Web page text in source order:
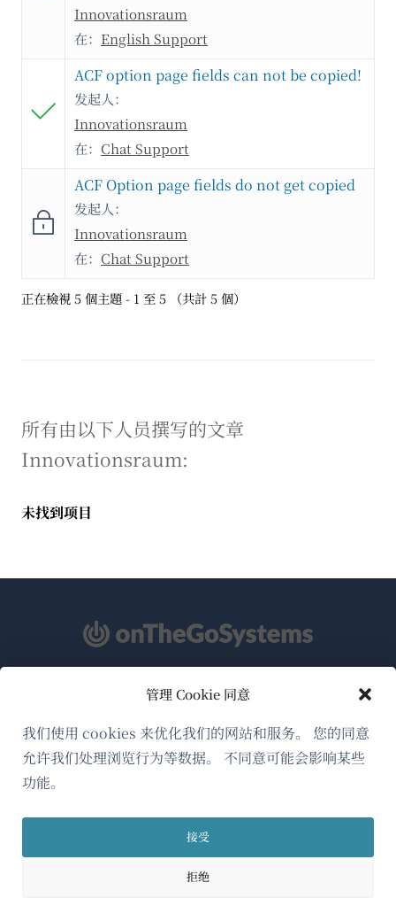
管理 Cookie 同意
我们使用 cookies 来优化我们的网站和服务。 您的同意
允许我们处理浏览行为等数据。 不同意可能会影响某些
功能。
接受
拒绝
Innovationsraum
在： English Support
ACF option page fields can not be copied!
发起人：
Innovationsraum
在： Chat Support
ACF Option page fields do not get copied
发起人：
Innovationsraum
在： Chat Support
正在檢視 5 個主題 - 1 至 5 （共計 5 個）
所有由以下人员撰写的文章
Innovationsraum:
未找到项目
简体中文
关于WPML
GDPR与隐私政策
加入我们的团队（在
中
新
口
新
窗
口
中
新
口